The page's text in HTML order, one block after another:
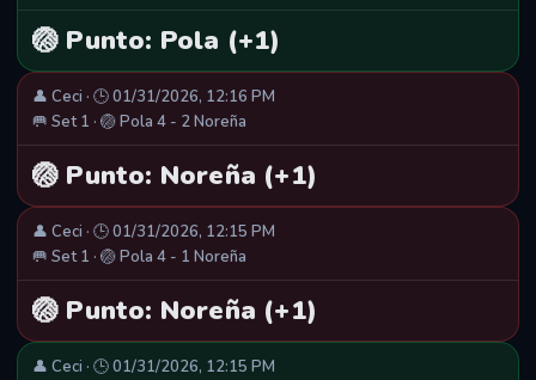
🏐 Punto: Pola (+1)
👤 Ceci · 🕒 01/31/2026, 12:16 PM
🥅 Set 1 · 🏐 Pola 4 - 2 Noreña
🏐 Punto: Noreña (+1)
👤 Ceci · 🕒 01/31/2026, 12:15 PM
🥅 Set 1 · 🏐 Pola 4 - 1 Noreña
🏐 Punto: Noreña (+1)
👤 Ceci · 🕒 01/31/2026, 12:15 PM